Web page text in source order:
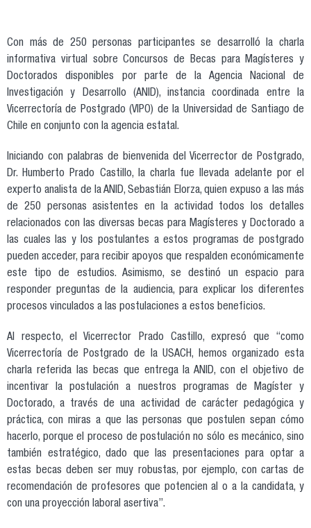
Con más de 250 personas participantes se desarrolló la charla
informativa virtual sobre Concursos de Becas para Magísteres y
Doctorados disponibles por parte de la Agencia Nacional de
Investigación y Desarrollo (ANID), instancia coordinada entre la
Vicerrectoría de Postgrado (VIPO) de la Universidad de Santiago de
Chile en conjunto con la agencia estatal.
Iniciando con palabras de bienvenida del Vicerrector de Postgrado,
Dr. Humberto Prado Castillo, la charla fue llevada adelante por el
experto analista de la ANID, Sebastián Elorza, quien expuso a las más
de 250 personas asistentes en la actividad todos los detalles
relacionados con las diversas becas para Magísteres y Doctorado a
las cuales las y los postulantes a estos programas de postgrado
pueden acceder, para recibir apoyos que respalden económicamente
este tipo de estudios. Asimismo, se destinó un espacio para
responder preguntas de la audiencia, para explicar los diferentes
procesos vinculados a las postulaciones a estos beneficios.
Al respecto, el Vicerrector Prado Castillo, expresó que “como
Vicerrectoría de Postgrado de la USACH, hemos organizado esta
charla referida las becas que entrega la ANID, con el objetivo de
incentivar la postulación a nuestros programas de Magíster y
Doctorado, a través de una actividad de carácter pedagógica y
práctica, con miras a que las personas que postulen sepan cómo
hacerlo, porque el proceso de postulación no sólo es mecánico, sino
también estratégico, dado que las presentaciones para optar a
estas becas deben ser muy robustas, por ejemplo, con cartas de
recomendación de profesores que potencien al o a la candidata, y
con una proyección laboral asertiva”.